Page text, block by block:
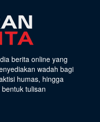
berita online yang
wadah bagi
humas, hingga
tulisan